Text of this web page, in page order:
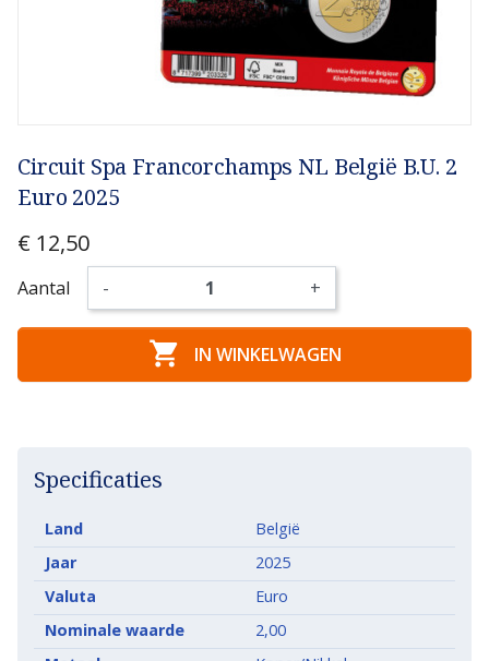
Circuit Spa Francorchamps NL België B.U. 2
Euro 2025
€ 12,50
Aantal - +
 IN WINKELWAGEN
Specificaties
Land
België
Jaar
2025
Valuta
Euro
Nominale waarde
2,00